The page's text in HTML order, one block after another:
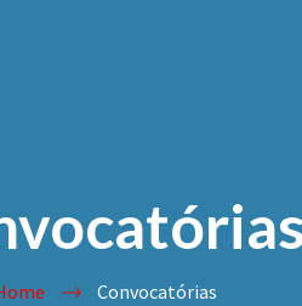
Convocatórias